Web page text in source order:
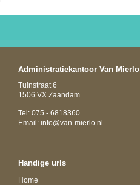
Administratiekantoor Van Mierlo
Tuinstraat 6
1506 VX Zaandam
Tel: 075 - 6818360
Email: info@van-mierlo.nl
Handige urls
Home